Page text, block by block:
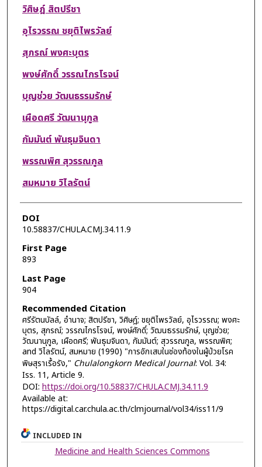
วิศิษฎ์ สิตปรีชา
อุไรวรรณ ชยุติไพรวัลย์
สุภรณ์ พงศะบุตร
พงษ์ศักดิ์ วรรณไกรโรจน์
บุญช่วย วัฒนธรรมรักษ์
เผือดศรี วัฒนานุกูล
กัมมันต์ พันธุมจินดา
พรรณพิศ สุวรรณกูล
สมหมาย วิไลรัตน์
DOI
10.58837/CHULA.CMJ.34.11.9
First Page
893
Last Page
904
Recommended Citation
ศรีรัตนบัลล์, อำนาจ; สิตปรีชา, วิศิษฎ์; ชยุติไพรวัลย์, อุไรวรรณ; พงศะ
บุตร, สุภรณ์; วรรณไกรโรจน์, พงษ์ศักดิ์; วัฒนธรรมรักษ์, บุญช่วย;
วัฒนานุกูล, เผือดศรี; พันธุมจินดา, กัมมันต์; สุวรรณกูล, พรรณพิศ;
and วิไลรัตน์, สมหมาย (1990) "การอักเสบในช่องท้องในผู้ป่วยโรค
พิษสุราเรื้อรัง," Chulalongkorn Medical Journal: Vol. 34:
Iss. 11, Article 9.
DOI: https://doi.org/10.58837/CHULA.CMJ.34.11.9
Available at:
https://digital.car.chula.ac.th/clmjournal/vol34/iss11/9
INCLUDED IN
Medicine and Health Sciences Commons